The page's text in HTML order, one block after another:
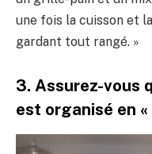
une fois la cuisson et
gardant tout rangé. »
3. Assurez-vous
est organisé en «